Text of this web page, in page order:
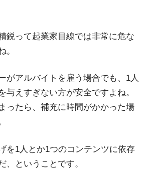
鋭って起業家目線では非常に危な
。
がアルバイトを雇う場合でも、1人
与えすぎない方が安全ですよね。
ったら、補充に時間がかかった場
を1人とか1つのコンテンツに依存
、ということです。